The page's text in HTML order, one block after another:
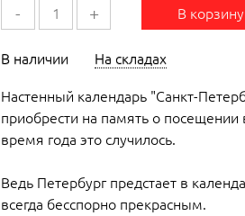
- + В корзину
В наличии
На складах
Настенный календарь "Санкт-
приобрести на память о посещении
время года это случилось.
Ведь Петербург предстает в
всегда бесспорно прекрасным.